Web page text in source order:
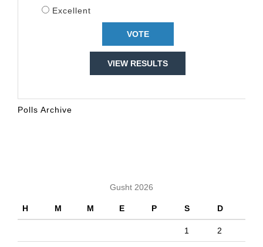
Excellent
VIEW RESULTS
Polls Archive
Gusht 2026
H M M E P S D
1 2